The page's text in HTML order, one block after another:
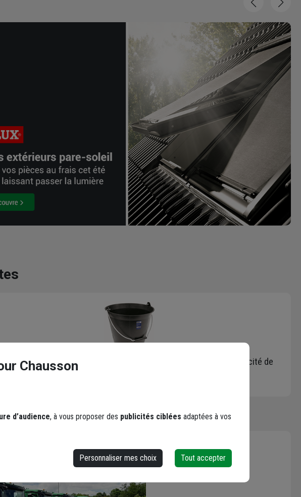
maçon en plastique Obra avec graduation et anse à poignée - capacité de
de 60 kg
Les avis
Chausson
d’audience, à vous proposer des publicités ciblées adaptées à vos
Personnaliser mes choix Tout accepter